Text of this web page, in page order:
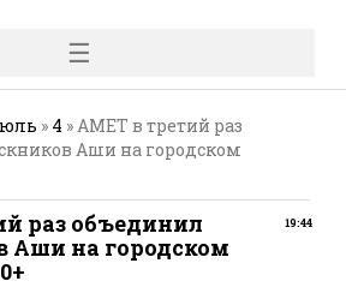
☰
» 4 » АМЕТ в третий раз
Аши на городском
19:44
раз объединил
Аши на городском